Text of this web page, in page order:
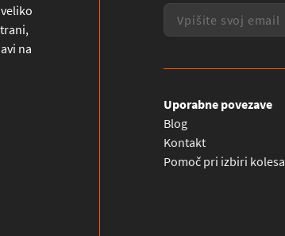
na
Uporabne povezave
Blog
Kontakt
Pomoč pri izbiri kolesa